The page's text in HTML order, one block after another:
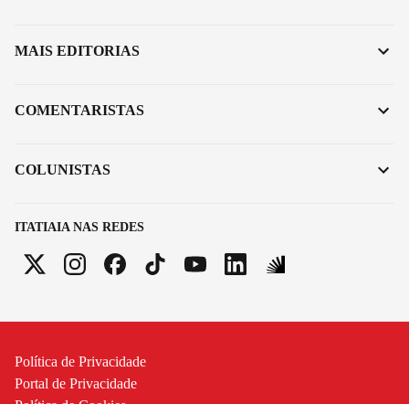
ITATIAIA NAS REDES
MAIS EDITORIAS
COMENTARISTAS
COLUNISTAS
Política de Privacidade
Portal de Privacidade